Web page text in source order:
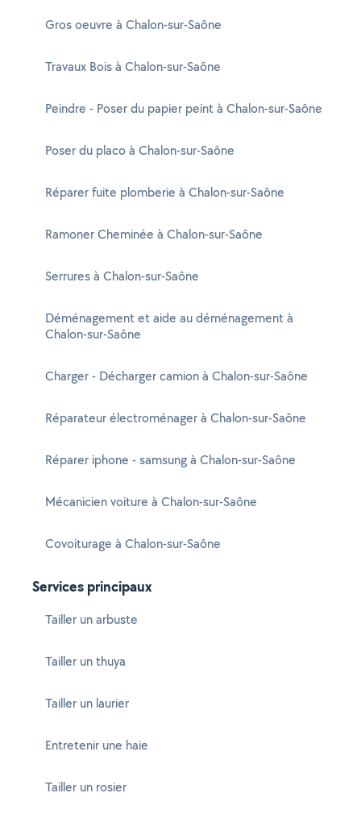
Gros oeuvre à Chalon-sur-Saône
Travaux Bois à Chalon-sur-Saône
Peindre - Poser du papier peint à Chalon-sur-Saône
Poser du placo à Chalon-sur-Saône
Réparer fuite plomberie à Chalon-sur-Saône
Ramoner Cheminée à Chalon-sur-Saône
Serrures à Chalon-sur-Saône
Déménagement et aide au déménagement à
Chalon-sur-Saône
Charger - Décharger camion à Chalon-sur-Saône
Réparateur électroménager à Chalon-sur-Saône
Réparer iphone - samsung à Chalon-sur-Saône
Mécanicien voiture à Chalon-sur-Saône
Covoiturage à Chalon-sur-Saône
Services principaux
Tailler un arbuste
Tailler un thuya
Tailler un laurier
Entretenir une haie
Tailler un rosier